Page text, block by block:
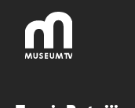
contenu